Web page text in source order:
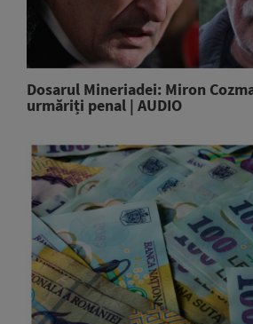
Dosarul Mineriadei: Miron
urmăriți penal | AUDIO